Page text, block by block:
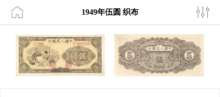
1949年伍圆 织布